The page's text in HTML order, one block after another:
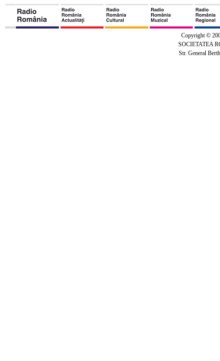
Copyright ©
SOCIETATEA
Str. General